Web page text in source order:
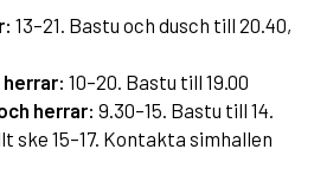
13–21. Bastu och dusch till 20.40,
herrar: 10–20. Bastu till 19.00
herrar: 9.30–15. Bastu till 14.
ske 15–17. Kontakta simhallen